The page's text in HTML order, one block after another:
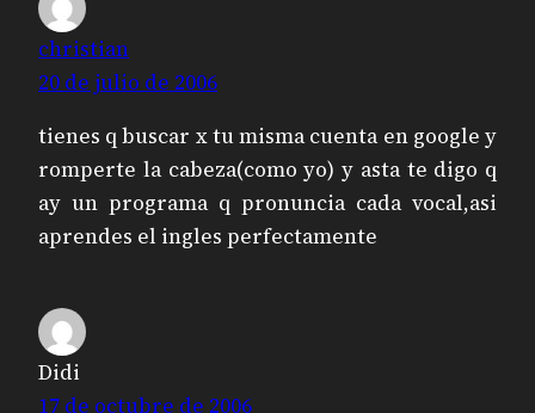
christian
20 de julio de 2006
tienes q buscar x tu misma cuenta en google y
romperte la cabeza(como yo) y asta te digo q
ay un programa q pronuncia cada vocal,asi
aprendes el ingles perfectamente
Didi
17 de octubre de 2006